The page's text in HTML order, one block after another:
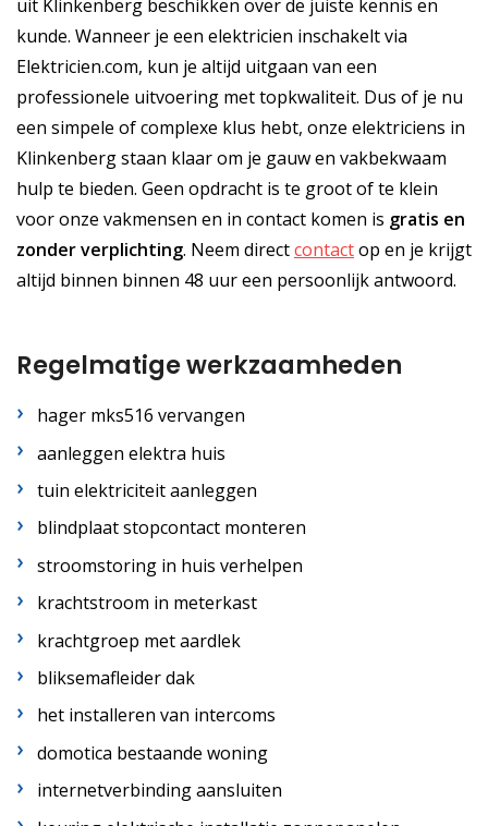
uit Klinkenberg beschikken over de juiste kennis en
kunde. Wanneer je een elektricien inschakelt via
Elektricien.com, kun je altijd uitgaan van een
professionele uitvoering met topkwaliteit. Dus of je nu
een simpele of complexe klus hebt, onze elektriciens in
Klinkenberg staan klaar om je gauw en vakbekwaam
hulp te bieden. Geen opdracht is te groot of te klein
voor onze vakmensen en in contact komen is gratis en
zonder verplichting. Neem directcontactop en je krijgt
altijd binnen binnen 48 uur een persoonlijk antwoord.
Regelmatige werkzaamheden
hager mks516 vervangen
aanleggen elektra huis
tuin elektriciteit aanleggen
blindplaat stopcontact monteren
stroomstoring in huis verhelpen
krachtstroom in meterkast
krachtgroep met aardlek
bliksemafleider dak
het installeren van intercoms
domotica bestaande woning
internetverbinding aansluiten